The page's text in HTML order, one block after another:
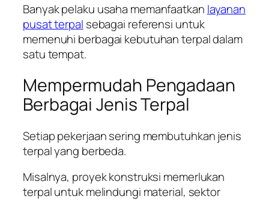
Banyak pelaku usaha memanfaatkan layanan
pusat terpal sebagai referensi untuk
memenuhi berbagai kebutuhan terpal dalam
satu tempat.
Mempermudah Pengadaan
Berbagai Jenis Terpal
Setiap pekerjaan sering membutuhkan jenis
terpal yang berbeda.
Misalnya, proyek konstruksi memerlukan
terpal untuk melindungi material, sektor